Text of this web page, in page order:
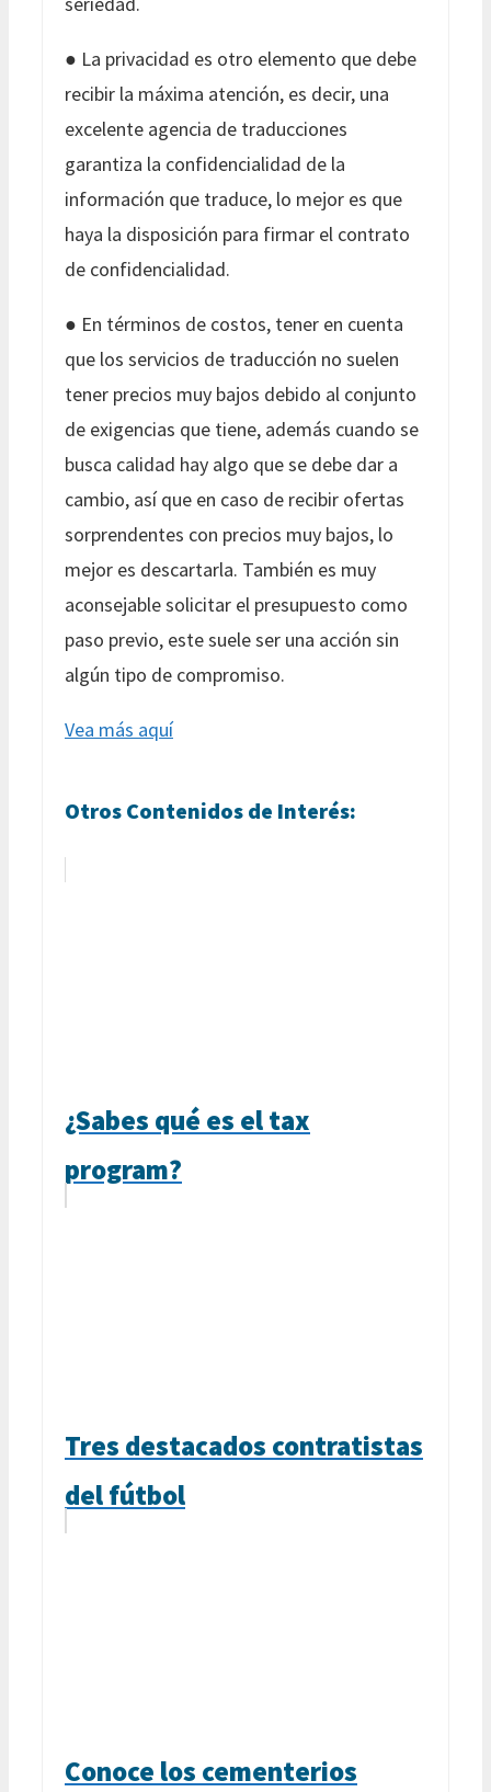
● La privacidad es otro elemento que debe
recibir la máxima atención, es decir, una
excelente agencia de traducciones
garantiza la confidencialidad de la
información que traduce, lo mejor es que
haya la disposición para firmar el contrato
de confidencialidad.
● En términos de costos, tener en cuenta
que los servicios de traducción no suelen
tener precios muy bajos debido al conjunto
de exigencias que tiene, además cuando se
busca calidad hay algo que se debe dar a
cambio, así que en caso de recibir ofertas
sorprendentes con precios muy bajos, lo
mejor es descartarla. También es muy
aconsejable solicitar el presupuesto como
paso previo, este suele ser una acción sin
algún tipo de compromiso.
Vea más aquí
Otros Contenidos de Interés:
¿Sabes qué es el tax
program?
Tres destacados contratistas
del fútbol
Conoce los cementerios